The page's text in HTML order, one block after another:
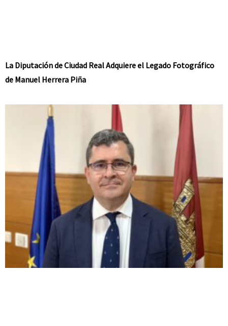
La Diputación de Ciudad Real Adquiere el Legado Fotográfico
de Manuel Herrera Piña